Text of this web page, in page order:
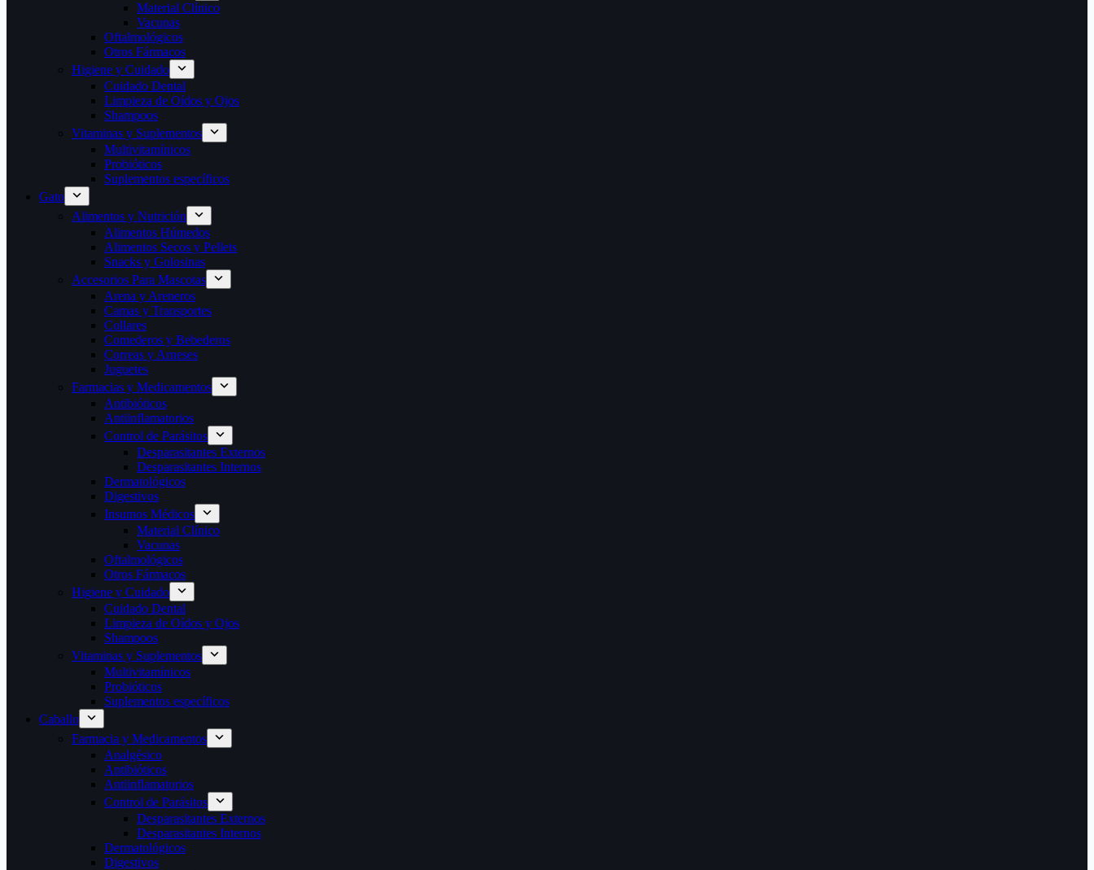
Material Clínico
Vacunas
Oftalmológicos
Otros Fármacos
Higiene y Cuidado
Cuidado Dental
Limpieza de Oídos y Ojos
Shampoos
Vitaminas y Suplementos
Multivitamínicos
Probióticos
Suplementos específicos
Gato
Alimentos y Nutrición
Alimentos Húmedos
Alimentos Secos y Pellets
Snacks y Golosinas
Accesorios Para Mascotas
Arena y Areneros
Camas y Transportes
Collares
Comederos y Bebederos
Correas y Arneses
Juguetes
Farmacias y Medicamentos
Antibióticos
Antiinflamatorios
Control de Parásitos
Desparasitantes Externos
Desparasitantes Internos
Dermatológicos
Digestivos
Insumos Médicos
Material Clínico
Vacunas
Oftalmológicos
Otros Fármacos
Higiene y Cuidado
Cuidado Dental
Limpieza de Oídos y Ojos
Shampoos
Vitaminas y Suplementos
Multivitamínicos
Probióticos
Suplementos específicos
Caballo
Farmacia y Medicamentos
Analgésico
Antibióticos
Antiinflamatorios
Control de Parásitos
Desparasitantes Externos
Desparasitantes Internos
Dermatológicos
Digestivos